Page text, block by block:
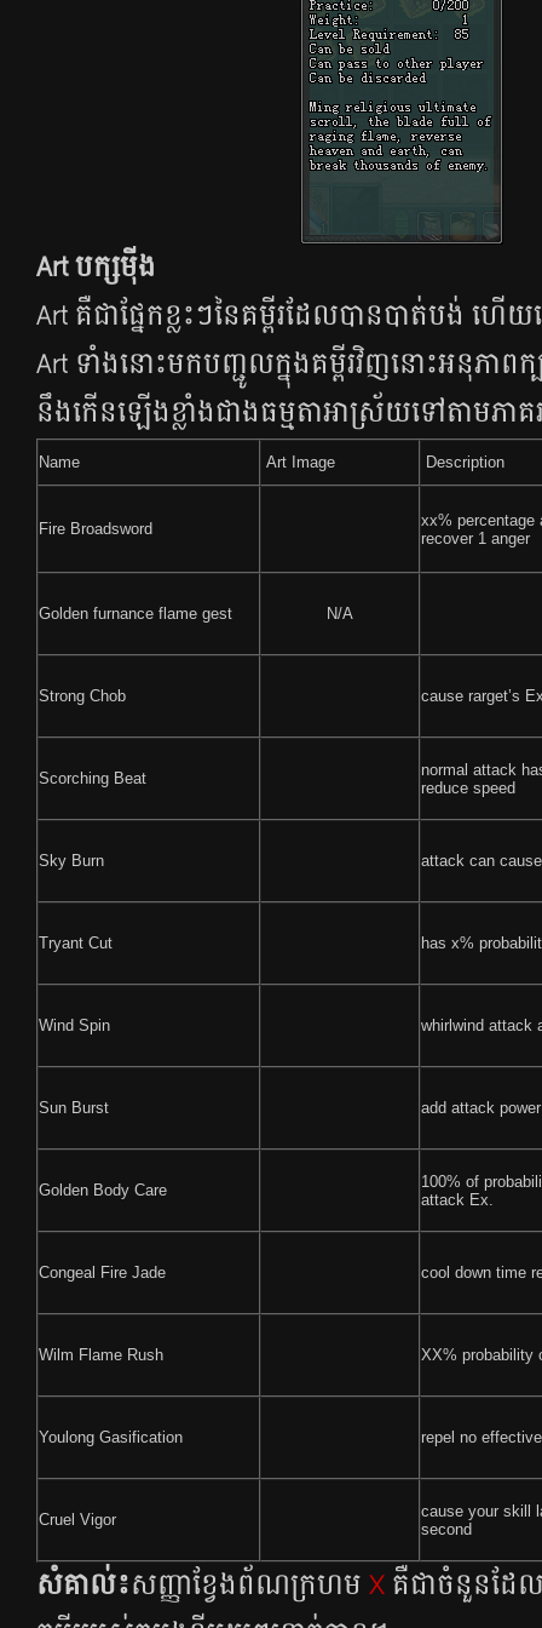
Art​ បក្សម៉ីង
Art គឺ​ជា​ផ្នែក​ខ្លះ​ៗ​នៃ​គម្ពីរ​ដែល​បាន​បាត់​បង់​ ហើ
Art ទាំង​នោះ​មក​បញ្ជូល​ក្នុង​គម្ពីរ​​​វិញ​នោះ​អនុភាព​​​
នឹង​កើន​ឡើង​ខ្លាំង​ជាង​ធម្មតាអាស្រ័យ​ទៅ​តាម​ភាគ​
Name Art Image Description
Fire Broadsword
xx% percentage
recover 1 anger
Golden furnance flame gest N/A
Strong Chob cause rarget’s
Scorching Beat
normal attack
reduce speed
Sky Burn attack can
Tryant Cut has x%
Wind Spin whirlwind attack
Sun Burst add attack
Golden Body Care
100% of
attack Ex.
Congeal Fire Jade cool down time
Wilm Flame Rush XX% probability
Youlong Gasification repel no
Cruel Vigor
cause your skill
second
សំគាល់​៖សញ្ញា​ខ្វែង​ព័ណ​ក្រហម​Xគឺ​ជា​ចំនួន​​ដែ